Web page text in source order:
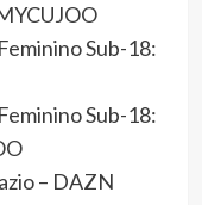
Sub-18:
Sub-18:
– DAZN